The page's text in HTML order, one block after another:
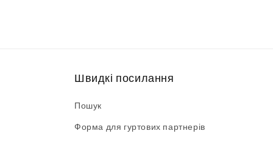
Швидкі посилання
Пошук
Форма для гуртових партнерів